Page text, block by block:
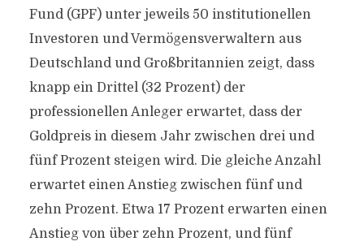
Fund (GPF) unter jeweils 50 institutionellen
Investoren und Vermögensverwaltern aus
Deutschland und Großbritannien zeigt, dass
knapp ein Drittel (32 Prozent) der
professionellen Anleger erwartet, dass der
Goldpreis in diesem Jahr zwischen drei und
fünf Prozent steigen wird. Die gleiche Anzahl
erwartet einen Anstieg zwischen fünf und
zehn Prozent. Etwa 17 Prozent erwarten einen
Anstieg von über zehn Prozent, und fünf